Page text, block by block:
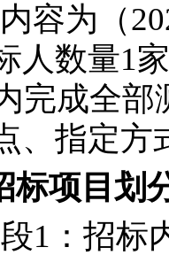
容为（
人数量1
完成全
、指定方
标项目划
段1：招